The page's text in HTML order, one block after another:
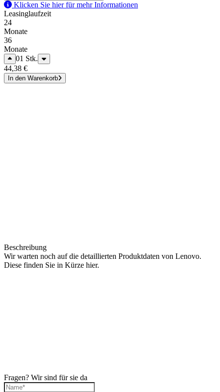
Klicken Sie hier für mehr Informationen
Leasinglaufzeit
24
Monate
36
Monate
01 Stk.
44,38 €
In den Warenkorb
Beschreibung
Wir warten noch auf die detaillierten Produktdaten von Lenovo.
Diese finden Sie in Kürze hier.
Fragen? Wir sind für sie da